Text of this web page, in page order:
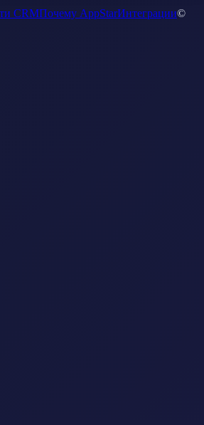
CRMПочему AppStarИнтеграции©